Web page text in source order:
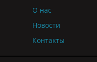
О нас
Новости
Контакты